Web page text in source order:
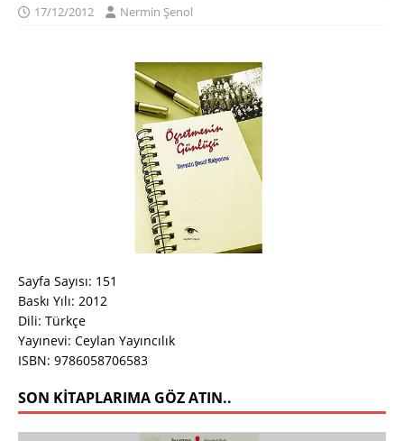
17/12/2012 Nermin Şenol
Sayfa Sayısı: 151
Baskı Yılı: 2012
Dili: Türkçe
Yayınevi: Ceylan Yayıncılık
ISBN: 9786058706583
SON KITAPLARIMA GÖZ ATIN..